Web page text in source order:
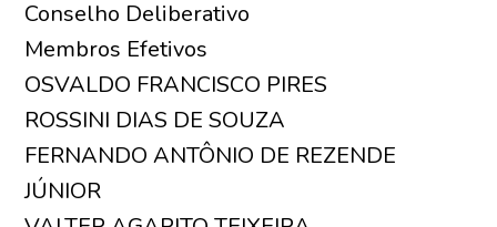
Conselho Deliberativo
Membros Efetivos
OSVALDO FRANCISCO PIRES
ROSSINI DIAS DE SOUZA
FERNANDO ANTÔNIO DE REZENDE
JÚNIOR